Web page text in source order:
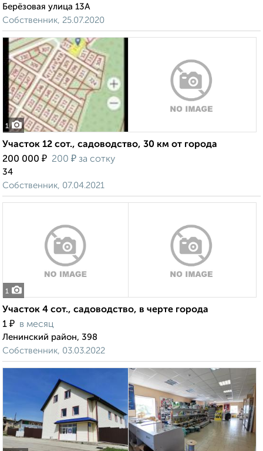
Берёзовая улица 13А
Собственник, 25.07.2020
1
Участок 12 сот., садоводство, 30 км от города
200 000 ₽ 200 ₽ за сотку
34
Собственник, 07.04.2021
1
Участок 4 сот., садоводство, в черте города
1 ₽ в месяц
Ленинский район, 398
Собственник, 03.03.2022